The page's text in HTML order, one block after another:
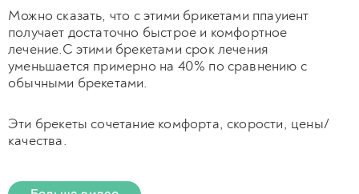
Можно сказать, что с этими брикетами ппауиент
получает достаточно быстрое и комфортное
лечение.С этими брекетами срок лечения
уменьшается примерно на 40% по сравнению с
обычными брекетами.
Эти брекеты сочетание комфорта, скорости, цены/
качества.